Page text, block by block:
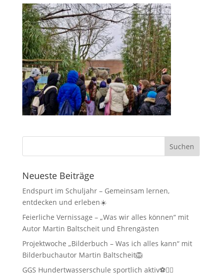
Neueste Beiträge
Endspurt im Schuljahr – Gemeinsam lernen,
entdecken und erleben☀️
Feierliche Vernissage – „Was wir alles können“ mit
Autor Martin Baltscheit und Ehrengästen
Projektwoche „Bilderbuch – Was ich alles kann“ mit
Bilderbuchautor Martin Baltscheit🦁
GGS Hundertwasserschule sportlich aktiv⚽🏃‍♂️